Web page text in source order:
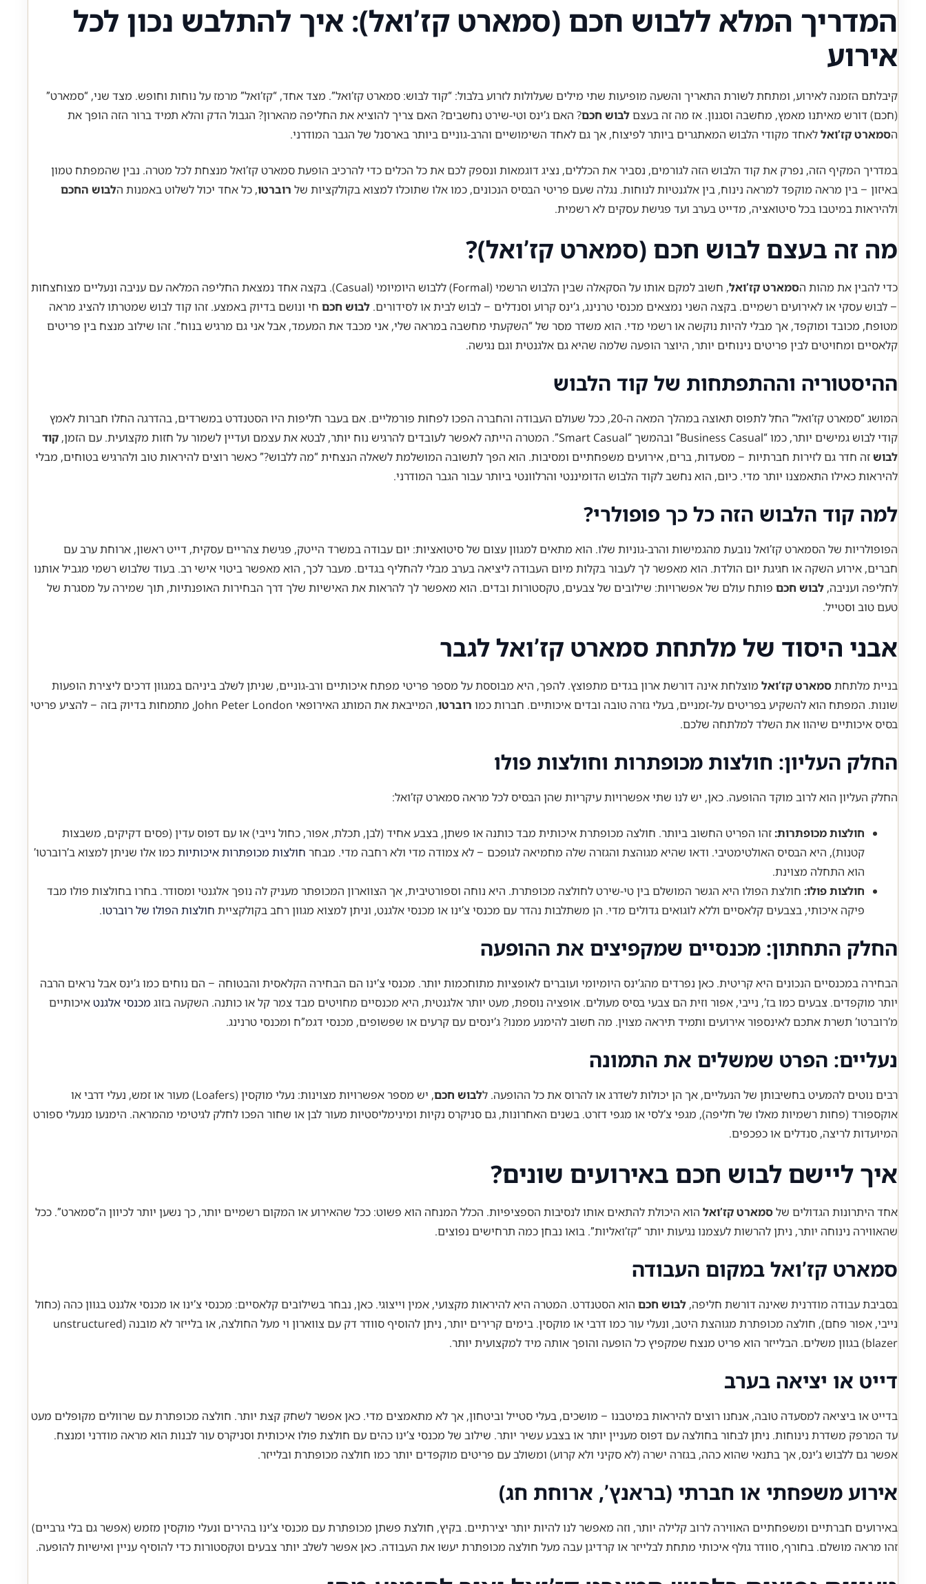
המדריך המלא ללבוש חכם (סמארט קז’ואל): איך להתלבש נכון לכל
אירוע
קיבלתם הזמנה לאירוע, ומתחת לשורת התאריך והשעה מופיעות שתי מילים שעלולות לזרוע בלבול: “קוד לבוש: סמארט קז’ואל”. מצד אחד, “קז’ואל” מרמז על נוחות וחופש. מצד שני, “סמארט”
(חכם) דורש מאיתנו מאמץ, מחשבה וסגנון. אז מה זה בעצםלבוש חכם? האם ג’ינס וטי-שירט נחשבים? האם צריך להוציא את החליפה מהארון? הגבול הדק והלא תמיד ברור הזה הופך את
הסמארט קז’ואללאחד מקודי הלבוש המאתגרים ביותר לפיצוח, אך גם לאחד השימושיים והרב-גוניים ביותר בארסנל של הגבר המודרני.
במדריך המקיף הזה, נפרק את קוד הלבוש הזה לגורמים, נסביר את הכללים, נציג דוגמאות ונספק לכם את כל הכלים כדי להרכיב הופעת סמארט קז’ואל מנצחת לכל מטרה. נבין שהמפתח טמון
באיזון – בין מראה מוקפד למראה נינוח, בין אלגנטיות לנוחות. נגלה שעם פריטי הבסיס הנכונים, כמו אלו שתוכלו למצוא בקולקציות של רוברטו, כל אחד יכול לשלוט באמנות הלבוש החכם
ולהיראות במיטבו בכל סיטואציה, מדייט בערב ועד פגישת עסקים לא רשמית.
מה זה בעצם לבוש חכם (סמארט קז’ואל)?
כדי להבין את מהות הסמארט קז’ואל
, חשוב למקם אותו על הסקאלה שבין הלבוש הרשמי (Formal) ללבוש היומיומי (Casual). בקצה אחד נמצאת החליפה המלאה עם עניבה ונעליים מצוחצחות
– לבוש עסקי או לאירועים רשמיים. בקצה השני נמצאים מכנסי טרנינג, ג’ינס קרוע וסנדלים – לבוש לבית או לסידורים. לבוש חכם חי ונושם בדיוק באמצע. זהו קוד לבוש שמטרתו להציג מראה
מטופח, מכובד ומוקפד, אך מבלי להיות נוקשה או רשמי מדי. הוא משדר מסר של “השקעתי מחשבה במראה שלי, אני מכבד את המעמד, אבל אני גם מרגיש בנוח”. זהו שילוב מנצח בין פריטים
קלאסיים ומחויטים לבין פריטים נינוחים יותר, היוצר הופעה שלמה שהיא גם אלגנטית וגם נגישה.
ההיסטוריה וההתפתחות של קוד הלבוש
המושג “סמארט קז’ואל” החל לתפוס תאוצה במהלך המאה ה-20, ככל שעולם העבודה והחברה הפכו לפחות פורמליים. אם בעבר חליפות היו הסטנדרט במשרדים, בהדרגה החלו חברות לאמץ
קודי לבוש גמישים יותר, כמו “Business Casual” ובהמשך “Smart Casual”. המטרה הייתה לאפשר לעובדים להרגיש נוח יותר, לבטא את עצמם ועדיין לשמור על חזות מקצועית. עם הזמן,
קוד
לבוש זה חדר גם לזירות חברתיות – מסעדות, ברים, אירועים משפחתיים ומסיבות. הוא הפך לתשובה המושלמת לשאלה הנצחית “מה ללבוש?” כאשר רוצים להיראות טוב ולהרגיש בטוחים, מבלי
להיראות כאילו התאמצנו יותר מדי. כיום, הוא נחשב לקוד הלבוש הדומיננטי והרלוונטי ביותר עבור הגבר המודרני.
למה קוד הלבוש הזה כל כך פופולרי?
הפופולריות של הסמארט קז’ואל נובעת מהגמישות והרב-גוניות שלו. הוא מתאים למגוון עצום של סיטואציות: יום עבודה במשרד הייטק, פגישת צהריים עסקית, דייט ראשון, ארוחת ערב עם
חברים, אירוע השקה או חגיגת יום הולדת. הוא מאפשר לך לעבור בקלות מיום העבודה ליציאה בערב מבלי להחליף בגדים. מעבר לכך, הוא מאפשר ביטוי אישי רב. בעוד שלבוש רשמי מגביל אותנו
לחליפה ועניבה, לבוש חכם פותח עולם של אפשרויות: שילובים של צבעים, טקסטורות ובדים. הוא מאפשר לך להראות את האישיות שלך דרך הבחירות האופנתיות, תוך שמירה על מסגרת של
טעם טוב וסטייל.
אבני היסוד של מלתחת סמארט קז’ואל לגבר
בניית מלתחתסמארט קז’ואל מוצלחת אינה דורשת ארון בגדים מתפוצץ. להפך, היא מבוססת על מספר פריטי מפתח איכותיים ורב-גוניים, שניתן לשלב ביניהם במגוון דרכים ליצירת הופעות
שונות. המפתח הוא להשקיע בפריטים על-זמניים, בעלי גזרה טובה ובדים איכותיים. חברות כמו רוברטו
, המייבאת את המותג האירופאי John Peter London, מתמחות בדיוק בזה – להציע פריטי
בסיס איכותיים שיהוו את השלד למלתחה שלכם.
החלק העליון: חולצות מכופתרות וחולצות פולו
החלק העליון הוא לרוב מוקד ההופעה. כאן, יש לנו שתי אפשרויות עיקריות שהן הבסיס לכל מראה סמארט קז’ואל:
חולצות מכופתרות: זהו הפריט החשוב ביותר. חולצה מכופתרת איכותית מבד כותנה או פשתן, בצבע אחיד (לבן, תכלת, אפור, כחול נייבי) או עם דפוס עדין (פסים דקיקים, משבצות
קטנות), היא הבסיס האולטימטיבי. ודאו שהיא מגוהצת והגזרה שלה מחמיאה לגופכם – לא צמודה מדי ולא רחבה מדי. מבחר חולצות מכופתרות איכותיותכמו אלו שניתן למצוא ב’רוברטו’
הוא התחלה מצוינת.
חולצות פולו: חולצת הפולו היא הגשר המושלם בין טי-שירט לחולצה מכופתרת. היא נוחה וספורטיבית, אך הצווארון המכופתר מעניק לה נופך אלגנטי ומסודר. בחרו בחולצות פולו מבד
פיקה איכותי, בצבעים קלאסיים וללא לוגואים גדולים מדי. הן משתלבות נהדר עם מכנסי צ’ינו או מכנסי אלגנט, וניתן למצוא מגוון רחב בקולקציית חולצות הפולו של רוברטו.
החלק התחתון: מכנסיים שמקפיצים את ההופעה
הבחירה במכנסיים הנכונים היא קריטית. כאן נפרדים מהג’ינס היומיומי ועוברים לאופציות מתוחכמות יותר. מכנסי צ’ינו הם הבחירה הקלאסית והבטוחה – הם נוחים כמו ג’ינס אבל נראים הרבה
יותר מוקפדים. צבעים כמו בז’, נייבי, אפור וזית הם צבעי בסיס מעולים. אופציה נוספת, מעט יותר אלגנטית, היא מכנסיים מחויטים מבד צמר קל או כותנה. השקעה בזוג מכנסי אלגנט איכותיים
מ’רוברטו’ תשרת אתכם לאינספור אירועים ותמיד תיראה מצוין. מה חשוב להימנע ממנו? ג’ינסים עם קרעים או שפשופים, מכנסי דגמ”ח ומכנסי טרנינג.
נעליים: הפרט שמשלים את התמונה
רבים נוטים להמעיט בחשיבותן של הנעליים, אך הן יכולות לשדרג או להרוס את כל ההופעה. ללבוש חכם
, יש מספר אפשרויות מצוינות: נעלי מוקסין (Loafers) מעור או זמש, נעלי דרבי או
אוקספורד (פחות רשמיות מאלו של חליפה), מגפי צ’לסי או מגפי דזרט. בשנים האחרונות, גם סניקרס נקיות ומינימליסטיות מעור לבן או שחור הפכו לחלק לגיטימי מהמראה. הימנעו מנעלי ספורט
המיועדות לריצה, סנדלים או כפכפים.
איך ליישם לבוש חכם באירועים שונים?
אחד היתרונות הגדולים שלסמארט קז’ואל הוא היכולת להתאים אותו לנסיבות הספציפיות. הכלל המנחה הוא פשוט: ככל שהאירוע או המקום רשמיים יותר, כך נשען יותר לכיוון ה”סמארט”. ככל
שהאווירה נינוחה יותר, ניתן להרשות לעצמנו נגיעות יותר “קז’ואליות”. בואו נבחן כמה תרחישים נפוצים.
סמארט קז’ואל במקום העבודה
בסביבת עבודה מודרנית שאינה דורשת חליפה, לבוש חכם הוא הסטנדרט. המטרה היא להיראות מקצועי, אמין וייצוגי. כאן, נבחר בשילובים קלאסיים: מכנסי צ’ינו או מכנסי אלגנט בגוון כהה (כחול
נייבי, אפור פחם), חולצה מכופתרת מגוהצת היטב, ונעלי עור כמו דרבי או מוקסין. בימים קרירים יותר, ניתן להוסיף סוודר דק עם צווארון וי מעל החולצה, או בלייזר לא מובנה (unstructured
blazer) בגוון משלים. הבלייזר הוא פריט מנצח שמקפיץ כל הופעה והופך אותה מיד למקצועית יותר.
דייט או יציאה בערב
בדייט או ביציאה למסעדה טובה, אנחנו רוצים להיראות במיטבנו – מושכים, בעלי סטייל וביטחון, אך לא מתאמצים מדי. כאן אפשר לשחק קצת יותר. חולצה מכופתרת עם שרוולים מקופלים מעט
עד המרפק משדרת נינוחות. ניתן לבחור בחולצה עם דפוס מעניין יותר או בצבע עשיר יותר. שילוב של מכנסי צ’ינו כהים עם חולצת פולו איכותית וסניקרס עור לבנות הוא מראה מודרני ומנצח.
אפשר גם ללבוש ג’ינס, אך בתנאי שהוא כהה, בגזרה ישרה (לא סקיני ולא קרוע) ומשולב עם פריטים מוקפדים יותר כמו חולצה מכופתרת ובלייזר.
אירוע משפחתי או חברתי (בראנץ’, ארוחת חג)
באירועים חברתיים ומשפחתיים האווירה לרוב קלילה יותר, וזה מאפשר לנו להיות יותר יצירתיים. בקיץ, חולצת פשתן מכופתרת עם מכנסי צ’ינו בהירים ונעלי מוקסין מזמש (אפשר גם בלי גרביים)
זהו מראה מושלם. בחורף, סוודר גולף איכותי מתחת לבלייזר או קרדיגן עבה מעל חולצה מכופתרת יעשו את העבודה. כאן אפשר לשלב יותר צבעים וטקסטורות כדי להוסיף עניין ואישיות להופעה.